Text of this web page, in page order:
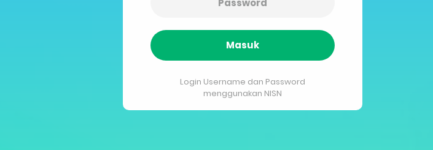
Masuk
Login Username dan Password
menggunakan NISN